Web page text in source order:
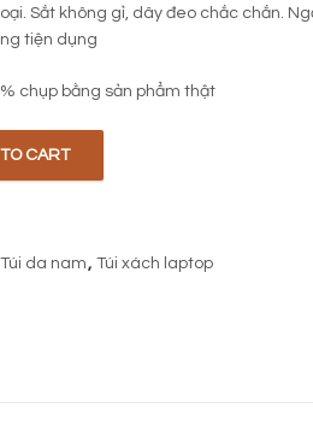
Sắt không gỉ, dây đeo chắc chắn.
tiện dụng
chụp bằng sản phẩm thật
CART
Túi da nam, Túi xách laptop